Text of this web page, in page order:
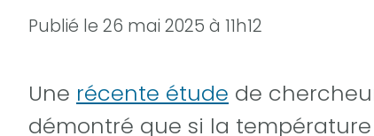
Publié le 26 mai 2025 à 11h12
Une récente étude de
démontré que si la